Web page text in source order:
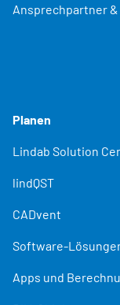
Ansprechpartner
Planen
Lindab Solution
lindQST
CADvent
Software-
Apps und